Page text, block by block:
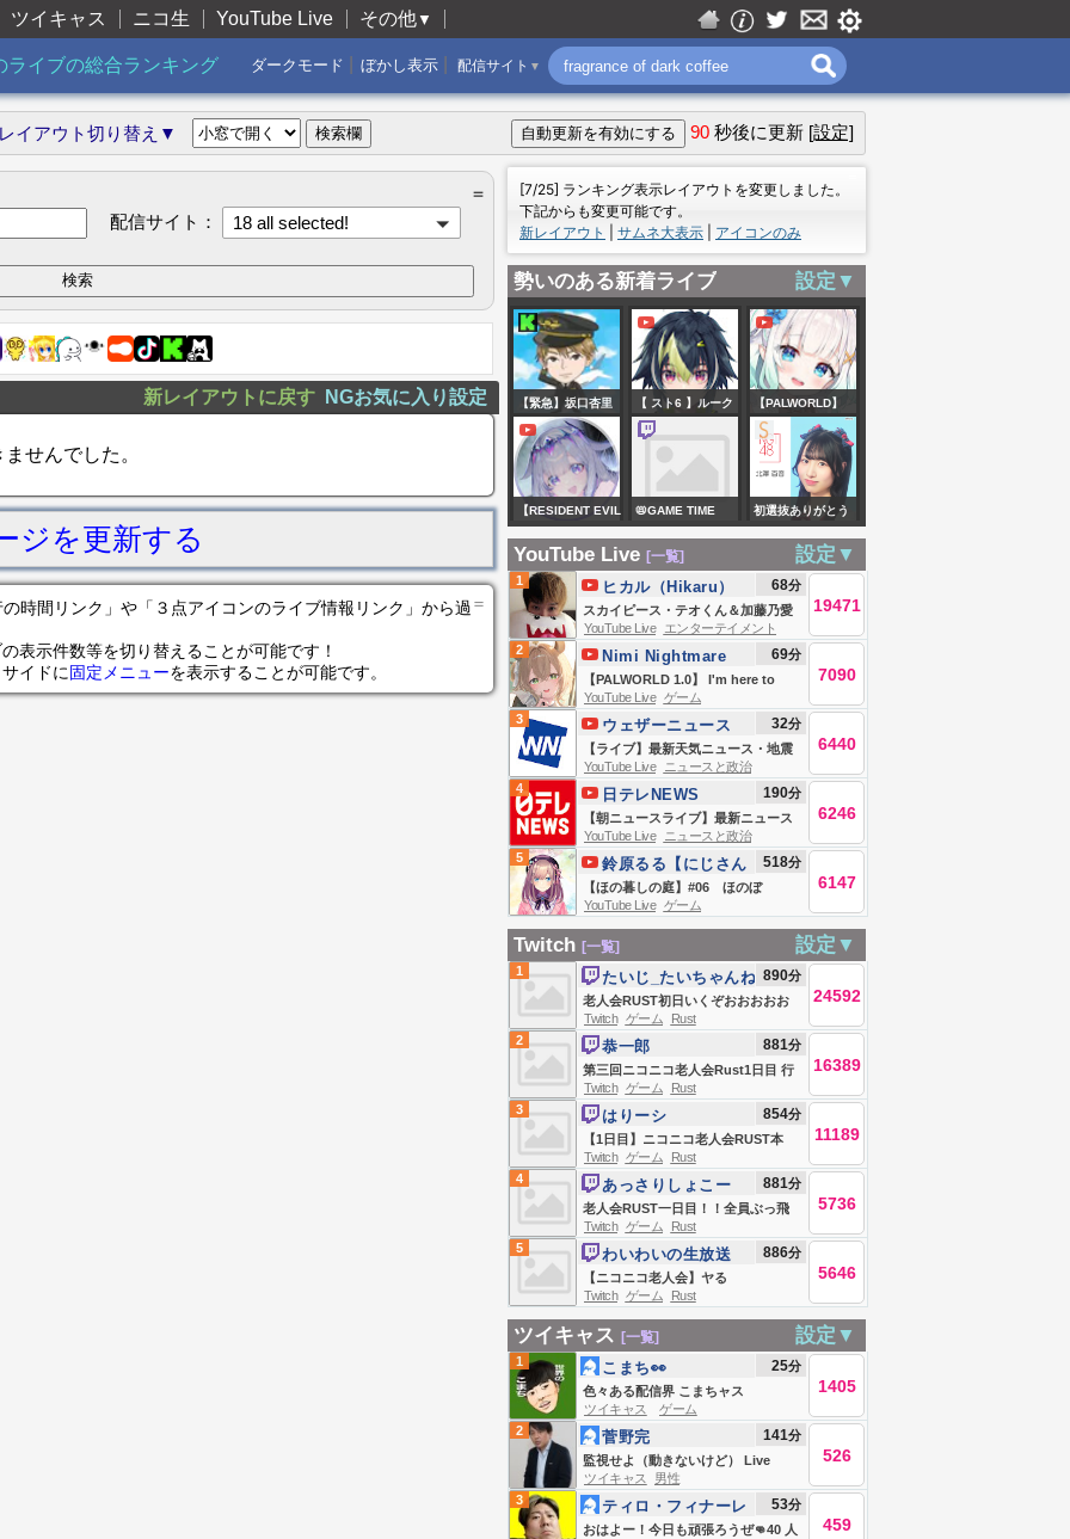
ツイキャス ニコ生 YouTube Live その他▼
ライブの総合ランキング 配信サイト ▼
ぼかし表示
ダークモード
イアウト切り替え▼ 90 秒後に更新 [設定]
＝
配信サイト：
18 all selected!
新レイアウトに戻す NGお気に入り設定
せんでした。
ジを更新する
＝
時間リンク」や「３点アイコンのライブ情報リンク」から過
表示件数等を切り替えることが可能です！
イドに固定メニューを表示することが可能です。
[7/25] ランキング表示レイアウトを変更しました。
下記からも変更可能です。
新レイアウト
サムネ大表示 アイコンのみ
勢いのある新着ライブ 設定▼
【緊急】坂口杏里
とせいじさんが大
変なことになって
いる
【 スト6 】ルーク
がマジで熱い【 伊
波ライ/にじさんじ
【PALWORLD】
MORE
ADVENTURE
AWAITS! AND
MORE GUNS!!!
【Maid Mint
Fantôme】
【RESIDENT EVIL
4】YOU CAN'T
FROM ADA WONG
📛GAME TIME
DAYO! /
!gamersupps !tts
!youtube !tiktok
!discord !game
!fanbox
初選抜ありがとう
ございます
YouTube Live [一覧] 設定▼
1
スカイピース・テオくん＆加藤乃愛
が破局…「勝ち確」から3年、結婚を
見据えた2人に何があった？
ヒカル（Hikaru） 68分
19471
YouTube Live
エンターテイメント
2
【PALWORLD 1.0】 I'm here to
build houses and steal pals... and
I'm all out of houses
Nimi Nightmare 69分
7090
YouTube Live ゲーム
3
【ライブ】最新天気ニュース・地震
情報 2026年8月8日(土) 沖縄・奄美は
大荒れの天気が続く／令和8年熊本地
震情報〈ウェザーニュースLiVEサン
シャイン・魚住茉由／山口剛央〉
ウェザーニュース 32分
6440
YouTube Live
ニュースと政治
4
【朝ニュースライブ】最新ニュース
と生活情報（8月8日） ──THE
LATEST NEWS SUMMARY（日テレ
NEWS LIVE）
日テレNEWS 190分
6246
YouTube Live
ニュースと政治
5
【ほの暮しの庭】#06 ほのぼ
の・・？スローライフ生活
ッ・・・！！！！！【にじさんじ/鈴
原るる 】
鈴原るる【にじさん
じ所属】
518分
6147
YouTube Live ゲーム
Twitch [一覧] 設定▼
1
老人会RUST初日いくぞおおおおお
おおおおお
たいじ_たいちゃんね
る
890分
24592
Twitch ゲーム
Rust
2
第三回ニコニコ老人会Rust1日目 行
くぞ‼優勝
恭一郎 881分
16389
Twitch ゲーム
Rust
3
【1日目】ニコニコ老人会RUST本
番、ソロで優勝＆MVPを目指す男
はりーシ 854分
11189
Twitch ゲーム
Rust
4
老人会RUST一日目！！全員ぶっ飛
ばす
あっさりしょこー 881分
5736
Twitch ゲーム
Rust
5
【ニコニコ老人会】ヤる
わいわいの生放送 886分
5646
Twitch ゲーム Rust
ツイキャス [一覧] 設定▼
1
色々ある配信界 こまちャス
こまち👀 25分
1405
ツイキャス
ゲーム
2
監視せよ（動きないけど） Live
#839228396
菅野完 141分
526
ツイキャス
男性
3
おはよー！今日も頑張ろうぜ👊40 人
ティロ・フィナーレ
加川
53分
459